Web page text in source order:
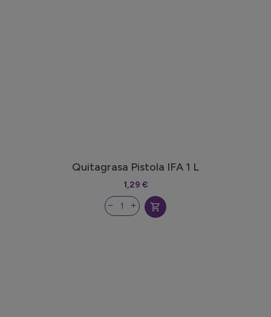
Quitagrasa Pistola IFA 1 L
1,29 €
shopping_cart